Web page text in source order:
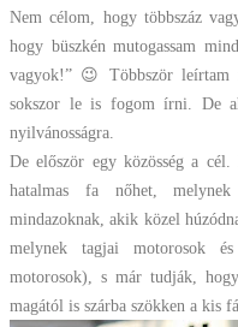
Nem célom, hogy többszáz
hogy büszkén mutogassam
vagyok!” 😉 Többször leírtam
sokszor le is fogom írni. De
nyilvánosságra.
De először egy közösség a
hatalmas fa nőhet,
mindazoknak, akik közel
melynek tagjai motorosok
motorosok), s már tudják,
magától is szárba szökken a kis